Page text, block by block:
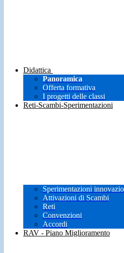
Didattica
Panoramica
Offerta formativa
I progetti delle classi
Reti-Scambi-Sperimentazioni
Sperimentazioni
Attivazioni di Scambi
Reti
Convenzioni
Accordi
RAV - Piano Miglioramento